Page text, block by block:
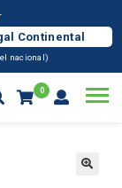
Continental
nacional)
0
PULSO + CABO USB